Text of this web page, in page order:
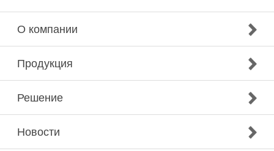
О компании
Продукция
Решение
Новости